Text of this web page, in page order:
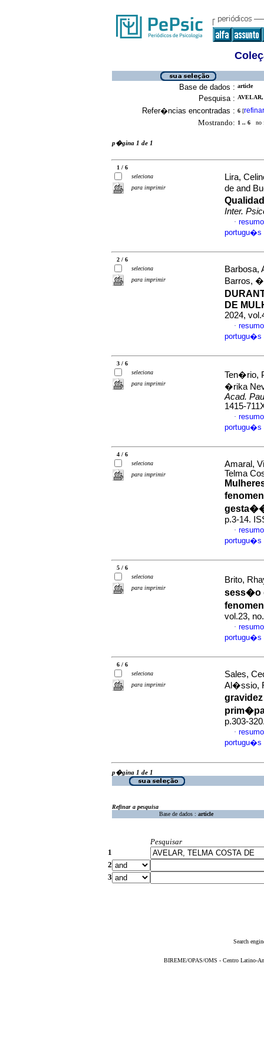
Base de dados : article
Pesquisa :
Refer�ncias encontradas : 6 [refinar
Mostrando: 1 .. 6 no
p�gina 1 de 1
1 / 6
seleciona
para imprimir
Lira,
de and
Inter.
·
portugu�s
2 / 6
seleciona
para imprimir
Barbosa,
Barros,
DE
2024,
·
portugu�s
3 / 6
seleciona
para imprimir
Ten�rio,
�rika
Acad.
1415-
·
portugu�s
4 / 6
seleciona
para imprimir
Amaral,
Telma
p.3-14.
·
portugu�s
5 / 6
seleciona
para imprimir
Brito,
sess�o
vol.23,
·
portugu�s
6 / 6
seleciona
para imprimir
Sales,
Al�ssio,
p.303-
·
portugu�s
p�gina 1 de 1
Refinar a pesquisa
Base de dados : article
Pesquisar
1
2
3
Search
BIREME/OPAS/OMS - Centro Latino-